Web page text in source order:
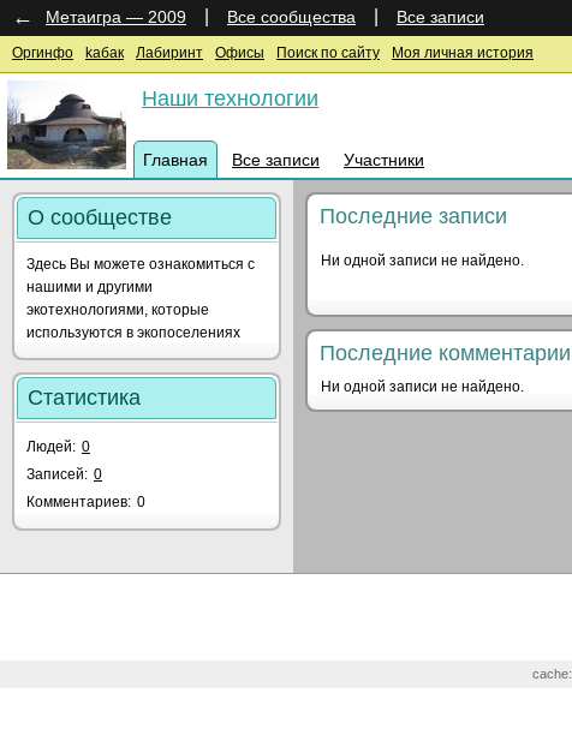
← Метаигра — 2009 Все сообщества Все записи
Оргинфо kaбак Лабиринт Офисы Поиск по сайту Моя личная история
Наши технологии
Главная Все записи Участники
О сообществе
Здесь Вы можете ознакомиться с
нашими и другими
экотехнологиями, которые
используются в экопоселениях
Статистика
Людей: 0
Записей: 0
Комментариев: 0
Последние записи
Ни одной записи не найдено.
Последние комментарии
Ни одной записи не найдено.
cache: